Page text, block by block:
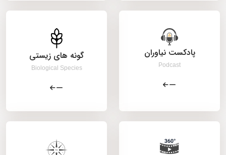
پادکست نیاوران
Podcast
گونه های زیستی
Biological Species